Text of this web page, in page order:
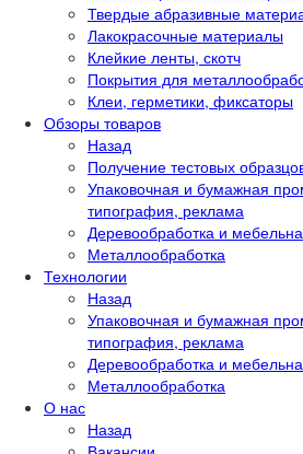
Твердые абразивные
Лакокрасочные материалы
Клейкие ленты, скотч
Покрытия для
Клеи, герметики, фиксаторы
Обзоры товаров
Назад
Получение тестовых
Упаковочная и бумажная
типография, реклама
Деревообработка и
Металлообработка
Технологии
Назад
Упаковочная и бумажная
типография, реклама
Деревообработка и
Металлообработка
О нас
Назад